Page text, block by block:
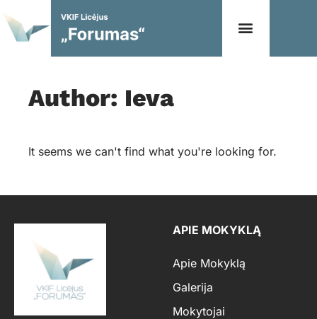
Author: Ieva
It seems we can't find what you're looking for.
APIE MOKYKLĄ
Apie Mokyklą
Galerija
Mokytojai